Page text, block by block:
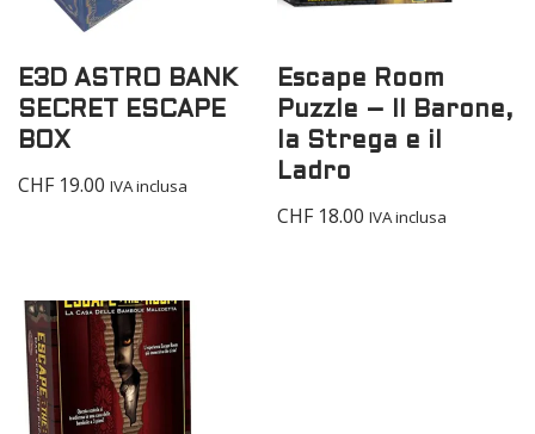
E3D ASTRO BANK
SECRET ESCAPE
BOX
CHF19.00 IVA inclusa
Escape Room
Puzzle – Il Barone,
la Strega e il
Ladro
CHF18.00 IVA inclusa